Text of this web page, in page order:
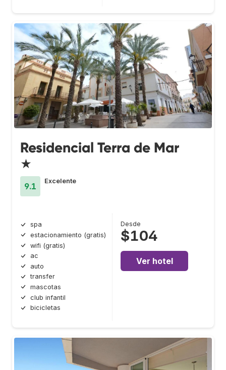
Residencial Terra de Mar
★
9.1
Excelente
spa
estacionamiento (gratis)
wifi (gratis)
ac
auto
transfer
mascotas
club infantil
bicicletas
Desde
$104
Ver hotel